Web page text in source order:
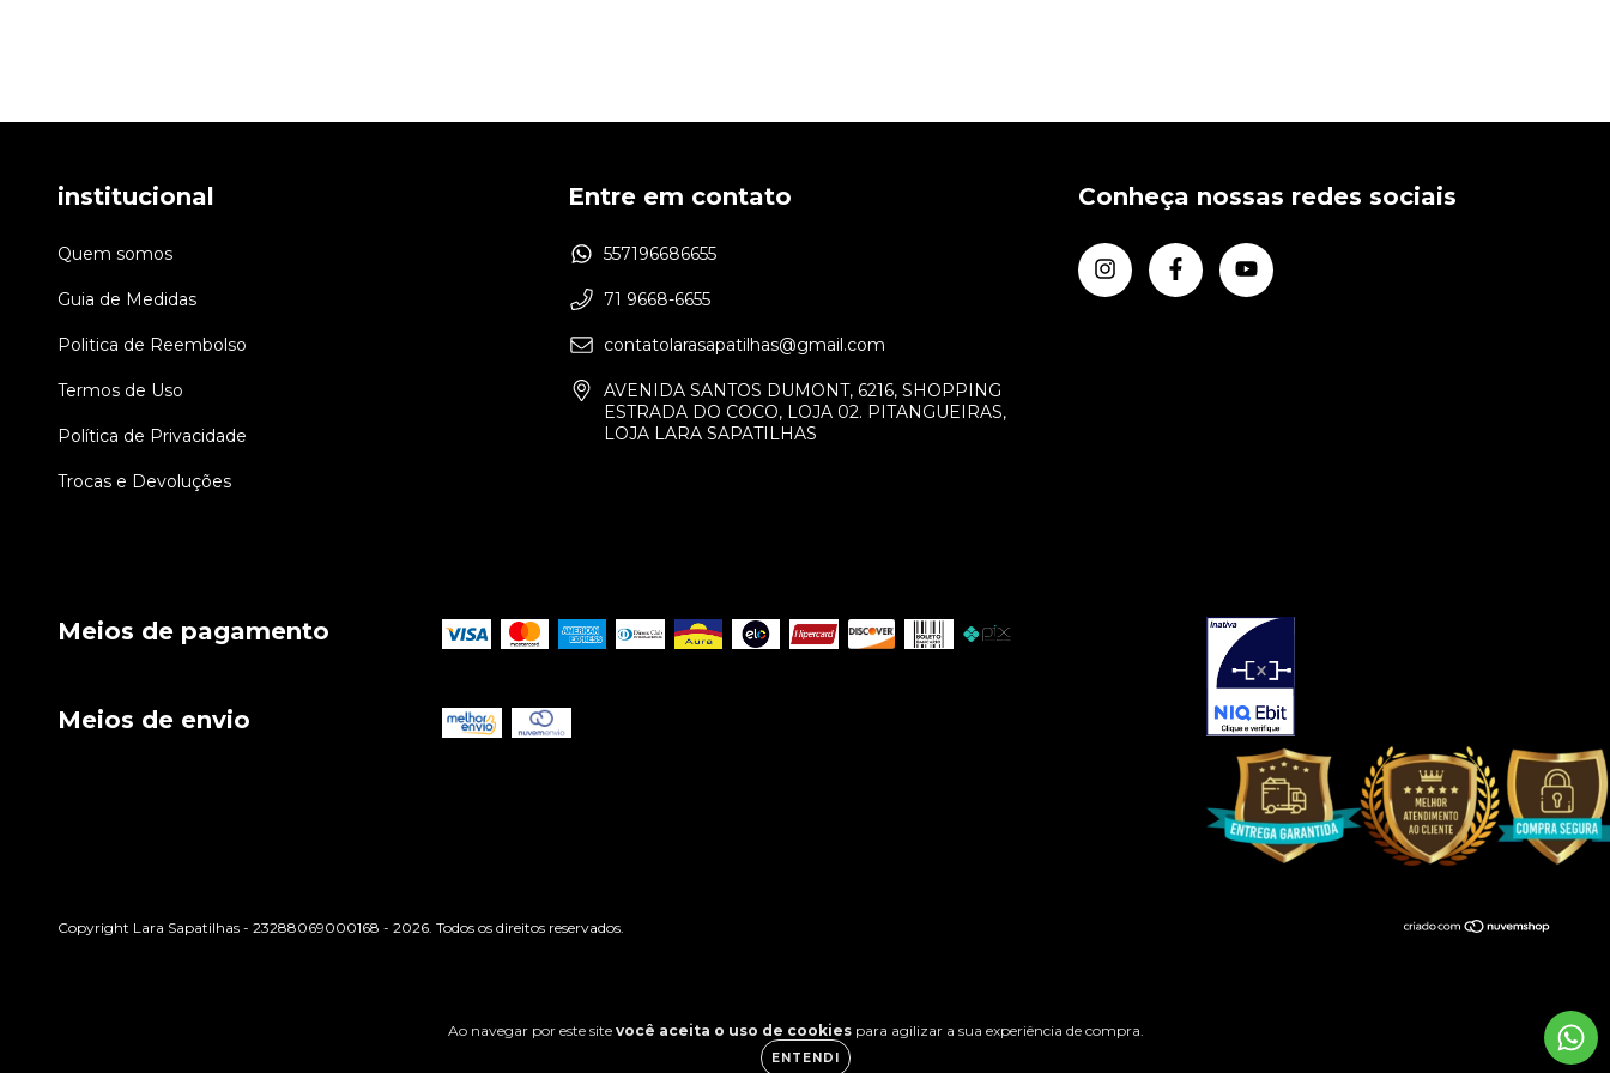
Ao navegar por este site você aceita o uso de cookiespara agilizar a sua experiência de compra.
ENTENDI
institucional
Quem somos
Guia de Medidas
Politica de Reembolso
Termos de Uso
Política de Privacidade
Trocas e Devoluções
Entre em contato
557196686655
71 9668-6655
contatolarasapatilhas@gmail.com
AVENIDA SANTOS DUMONT, 6216, SHOPPING
ESTRADA DO COCO, LOJA 02. PITANGUEIRAS,
LOJA LARA SAPATILHAS
Conheça nossas redes sociais
Meios de pagamento
Meios de envio
Copyright Lara Sapatilhas - 23288069000168 - 2026. Todos os direitos reservados.